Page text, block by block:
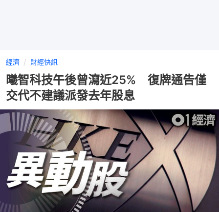
經濟 財經快訊
曦智科技午後曾瀉近25% 復牌通告僅
交代不建議派發去年股息